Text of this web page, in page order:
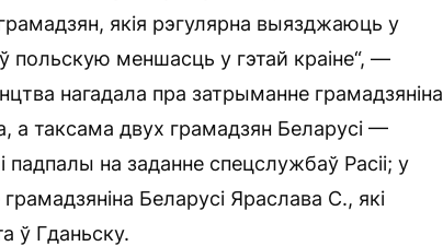
якія рэгулярна выязджаюць у
польскую меншасць у гэтай краіне“, —
нагадала пра затрыманне грамадзяніна
а таксама двух грамадзян Беларусі —
падпалы на заданне спецслужбаў Расіі; у
Беларусі Яраслава С., які
ў Гданьску.